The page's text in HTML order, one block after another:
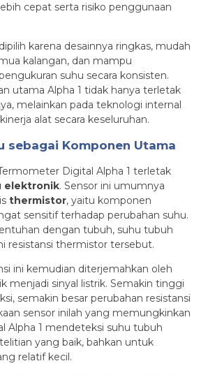
cepat serta risiko penggunaan
karena desainnya ringkas, mudah
kalangan, dan mampu
suhu secara konsisten.
utama Alpha 1 tidak hanya terletak
melainkan pada teknologi internal
alat secara keseluruhan.
sebagai Komponen Utama
Digital Alpha 1 terletak
elektronik. Sensor ini umumnya
thermistor, yaitu komponen
sensitif terhadap perubahan suhu.
dengan tubuh, suhu tubuh
resistansi thermistor tersebut.
ini kemudian diterjemahkan oleh
menjadi sinyal listrik. Semakin tinggi
semakin besar perubahan resistansi
sensor inilah yang memungkinkan
Alpha 1 mendeteksi suhu tubuh
yang baik, bahkan untuk
relatif kecil.